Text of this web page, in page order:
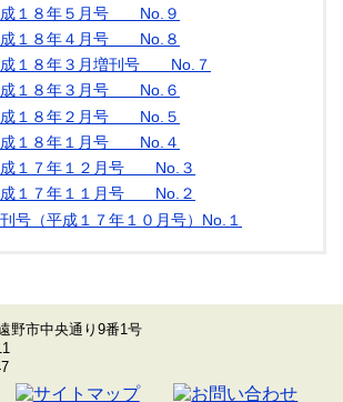
１８年５月号 No.９
１８年４月号 No.８
１８年３月増刊号 No.７
１８年３月号 No.６
１８年２月号 No.５
１８年１月号 No.４
１７年１２月号 No.３
１７年１１月号 No.２
号（平成１７年１０月号）No.１